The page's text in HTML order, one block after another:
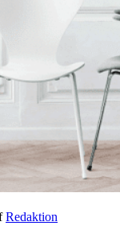
Redaktion